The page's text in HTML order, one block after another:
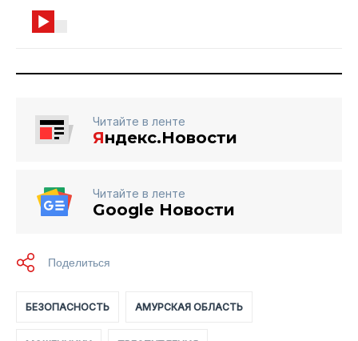
Читайте в ленте
Яндекс.Новости
Читайте в ленте
Google Новости
БЕЗОПАСНОСТЬ АМУРСКАЯ ОБЛАСТЬ